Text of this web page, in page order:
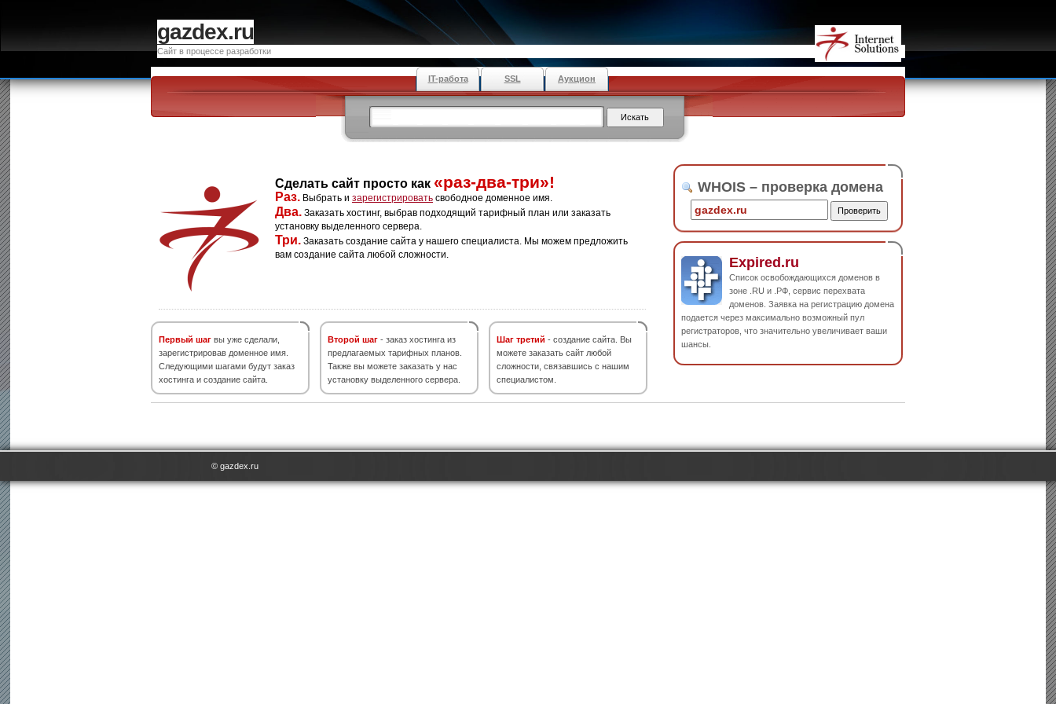
gazdex.ru
Сайт в процессе разработки
IT-работа SSL Аукцион
Сделать сайт просто как «раз-два-три»!
Раз. Выбрать и зарегистрировать свободное доменное имя.
Два. Заказать хостинг, выбрав подходящий тарифный план или заказать
установку выделенного сервера.
Три. Заказать создание сайта у нашего специалиста. Мы можем предложить
вам создание сайта любой сложности.
Первый шаг вы уже сделали,
зарегистрировав доменное имя.
Следующими шагами будут заказ
хостинга и создание сайта.
Второй шаг - заказ хостинга из
предлагаемых тарифных планов.
Также вы можете заказать у нас
установку выделенного сервера.
Шаг третий - создание сайта. Вы
можете заказать сайт любой
сложности, связавшись с нашим
специалистом.
WHOIS – проверка домена
Expired.ru
Список освобождающихся доменов в
зоне .RU и .РФ, сервис перехвата
доменов. Заявка на регистрацию домена
подается через максимально возможный пул
регистраторов, что значительно увеличивает ваши
шансы.
© gazdex.ru